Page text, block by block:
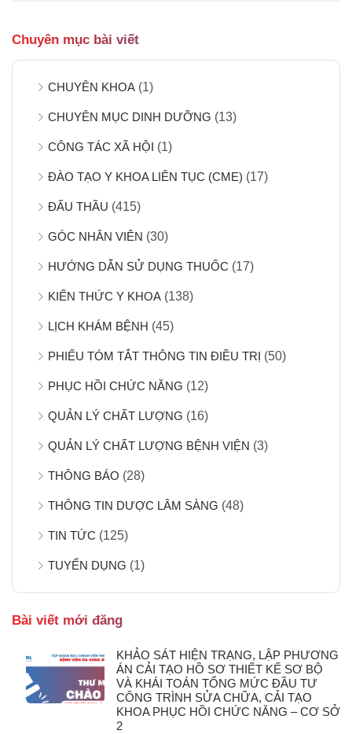
Chuyên mục bài viết
CHUYÊN KHOA (1)
CHUYÊN MỤC DINH DƯỠNG (13)
CÔNG TÁC XÃ HỘI (1)
ĐÀO TẠO Y KHOA LIÊN TỤC (CME) (17)
ĐẤU THẦU (415)
GÓC NHÂN VIÊN (30)
HƯỚNG DẪN SỬ DỤNG THUỐC (17)
KIẾN THỨC Y KHOA (138)
LỊCH KHÁM BỆNH (45)
PHIẾU TÓM TẮT THÔNG TIN ĐIỀU TRỊ (50)
PHỤC HỒI CHỨC NĂNG (12)
QUẢN LÝ CHẤT LƯỢNG (16)
QUẢN LÝ CHẤT LƯỢNG BỆNH VIỆN (3)
THÔNG BÁO (28)
THÔNG TIN DƯỢC LÂM SÀNG (48)
TIN TỨC (125)
TUYỂN DỤNG (1)
Bài viết mới đăng
KHẢO SÁT HIỆN TRẠNG, LẬP PHƯƠNG
ÁN CẢI TẠO HỒ SƠ THIẾT KẾ SƠ BỘ
VÀ KHÁI TOÁN TỔNG MỨC ĐẦU TƯ
CÔNG TRÌNH SỬA CHỮA, CẢI TẠO
KHOA PHỤC HỒI CHỨC NĂNG – CƠ SỞ
2